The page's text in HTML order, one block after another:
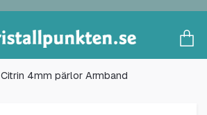
Citrin 4mm pärlor Armband